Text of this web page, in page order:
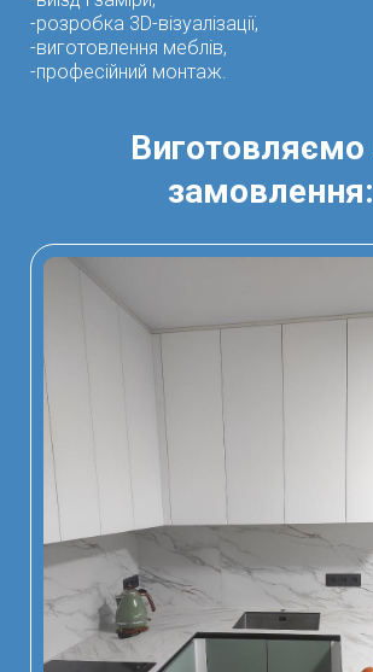
-розробка 3D-візуалізації,
-виготовлення меблів,
-професійний монтаж.
Виготовляємо
замовлення: